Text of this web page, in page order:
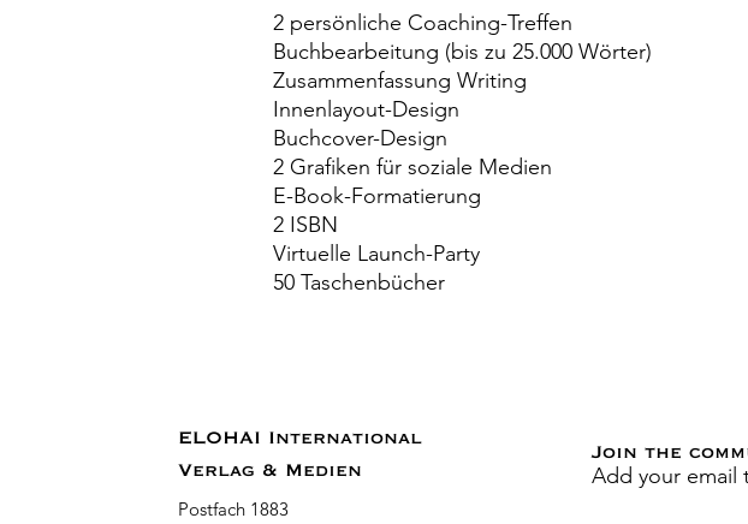
2 persönliche Coaching-Treffen
Buchbearbeitung (bis zu 25.000 Wörter)
Zusammenfassung Writing
Innenlayout-Design
Buchcover-Design
2 Grafiken für soziale Medien
E-Book-Formatierung
2 ISBN
Virtuelle Launch-Party
50 Taschenbücher
ELOHAI International
Verlag & Medien
Postfach 1883
Join the
Add your email